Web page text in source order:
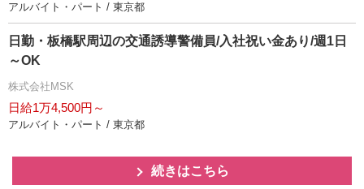
アルバイト・パート / 東京都
日勤・板橋駅周辺の交通誘導警備員/入社祝い金あり/週1日
～OK
株式会社MSK
日給1万4,500円～
アルバイト・パート / 東京都
続きはこちら